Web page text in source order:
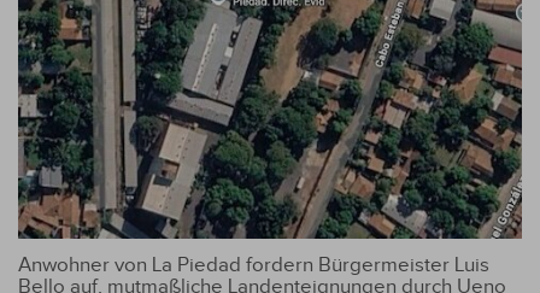
Anwohner von La Piedad fordern Bürgermeister Luis
Bello auf, mutmaßliche Landenteignungen durch Ueno